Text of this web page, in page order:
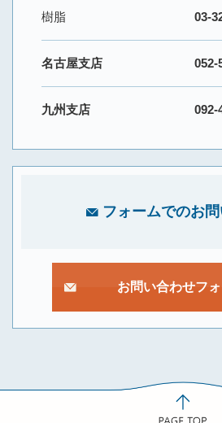
樹脂
03-
名古屋支店 052-
九州支店 092-
フォームでのお
お問い合わせフ